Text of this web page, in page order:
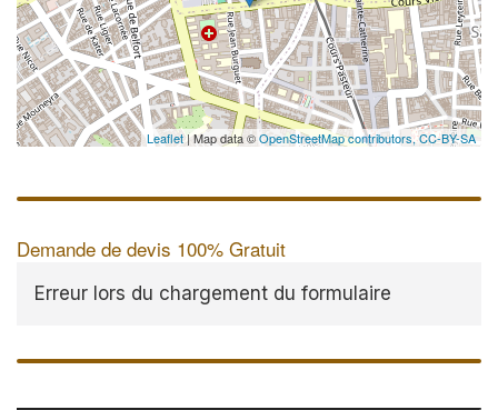
Leaflet| Map data ©OpenStreetMap contributors,CC-BY-SA
Demande de devis 100% Gratuit
Erreur lors du chargement du formulaire